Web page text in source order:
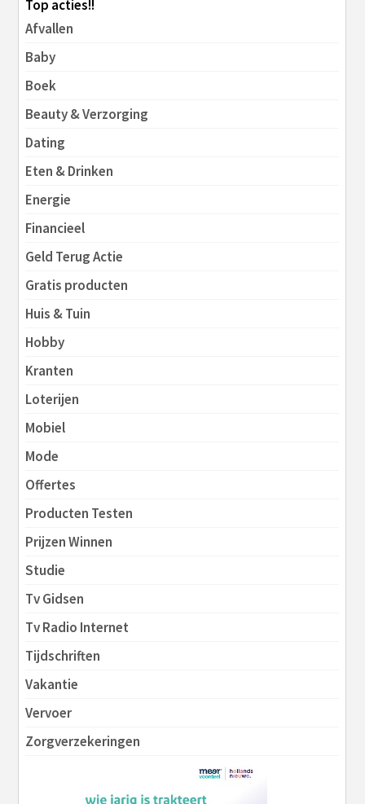
Top acties!!
Afvallen
Baby
Boek
Beauty & Verzorging
Dating
Eten & Drinken
Energie
Financieel
Geld Terug Actie
Gratis producten
Huis & Tuin
Hobby
Kranten
Loterijen
Mobiel
Mode
Offertes
Producten Testen
Prijzen Winnen
Studie
Tv Gidsen
Tv Radio Internet
Tijdschriften
Vakantie
Vervoer
Zorgverzekeringen